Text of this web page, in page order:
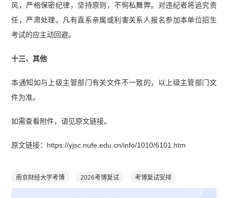
风，严格保密纪律，坚持原则，不徇私舞弊。对违纪者将追究责
任，严肃处理。凡有直系亲属或利害关系人报名参加本单位招生
考试的应主动回避。
十三、其他
本通知如与上级主管部门有关文件不一致的，以上级主管部门文
件为准。
如需查看附件，请见原文链接。
原文链接：https://yjsc.nufe.edu.cn/info/1010/6101.htm
南京财经大学考博 2026考博复试 考博复试安排